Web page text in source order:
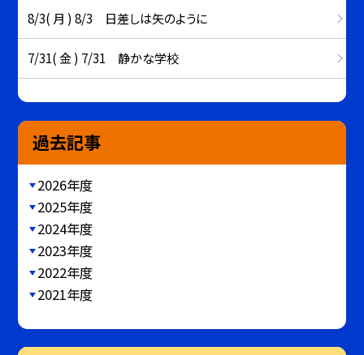
8/3( 月 ) 8/3 日差しは矢のように
7/31( 金 ) 7/31 静かな学校
過去記事
2026年度
2025年度
2024年度
2023年度
2022年度
2021年度